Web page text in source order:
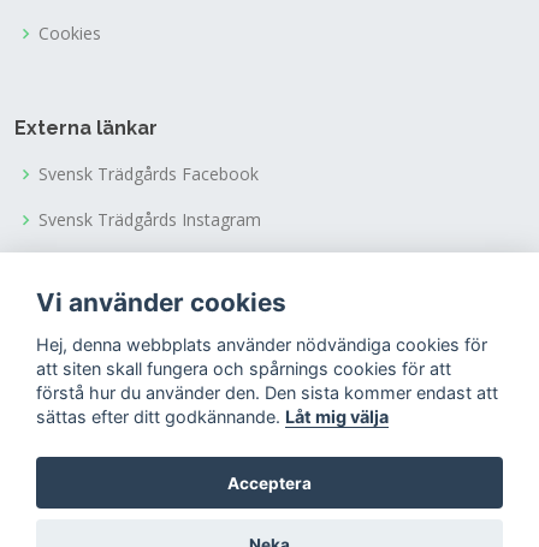
Cookies
Externa länkar
Svensk Trädgårds Facebook
Svensk Trädgårds Instagram
Tusen Trädgårdars Facebook
Tusen Trädgårdars Instagram
© Copyright 2022Riksförbundet Svensk Trädgård
Vi använder cookies
Hej, denna webbplats använder nödvändiga cookies för
att siten skall fungera och spårnings cookies för att
förstå hur du använder den. Den sista kommer endast att
sättas efter ditt godkännande. Låt mig välja
Acceptera